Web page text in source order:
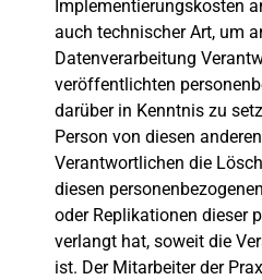
Implementierungskosten
auch technischer Art, um
Datenverarbeitung
veröffentlichten
darüber in Kenntnis zu
Person von diesen
Verantwortlichen die
diesen
oder Replikationen dieser
verlangt hat, soweit die
ist. Der Mitarbeiter der